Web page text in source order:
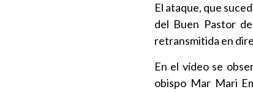
El ataque, que
del Buen Pastor
retransmitida en
En el vídeo se
obispo Mar Mari